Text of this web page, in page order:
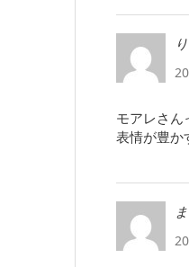
モアレさん
表情が豊か